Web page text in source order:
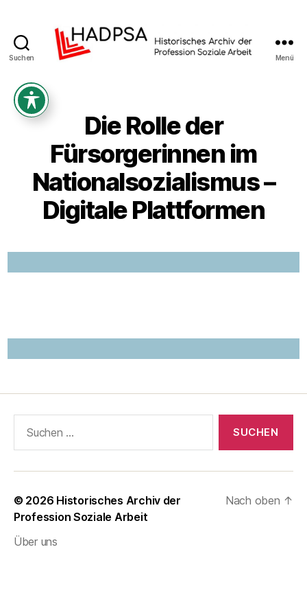
Suchen
Profession
Soziale
Arbeit
Menü
Die Rolle der
Fürsorgerinnen im
Nationalsozialismus –
Digitale Plattformen
nach:
© 2026 Historisches Archiv der
Profession Soziale Arbeit
Über uns
Nach oben ↑